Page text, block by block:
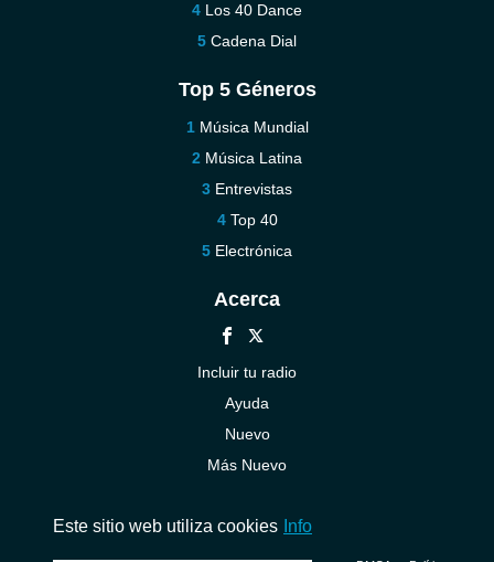
Los 40 Dance
Cadena Dial
Top 5 Géneros
Música Mundial
Música Latina
Entrevistas
Top 40
Electrónica
Acerca
Incluir tu radio
Ayuda
Nuevo
Más Nuevo
Este sitio web utiliza cookies Info